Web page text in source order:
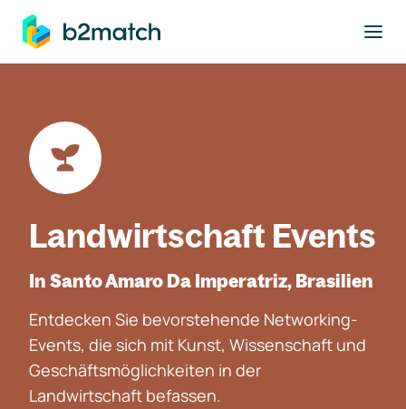
springen
Landwirtschaft Events
In Santo Amaro Da Imperatriz, Brasilien
Entdecken Sie bevorstehende Networking-
Events, die sich mit Kunst, Wissenschaft und
Geschäftsmöglichkeiten in der
Landwirtschaft befassen.